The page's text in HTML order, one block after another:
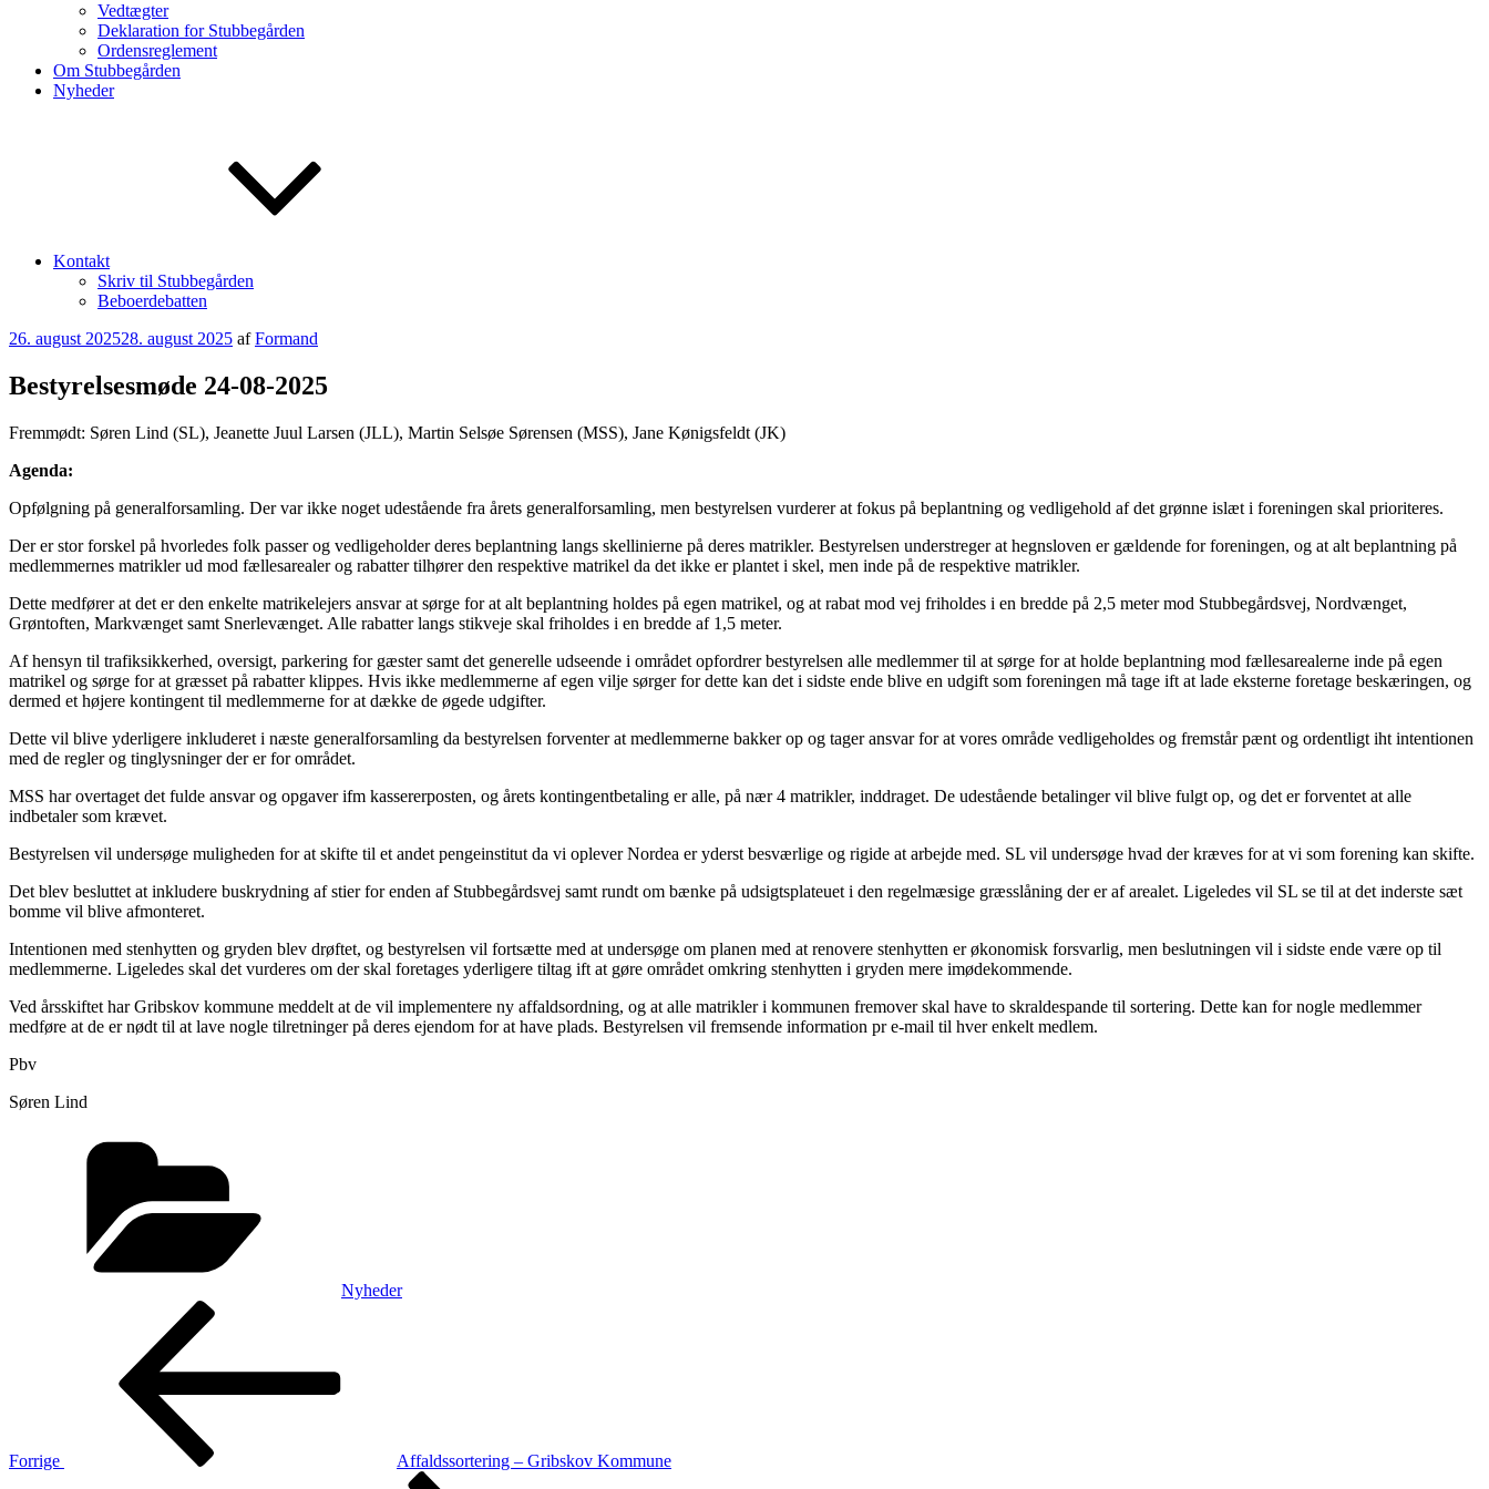
Vedtægter
Deklaration for Stubbegården
Ordensreglement
Om Stubbegården
Nyheder
Kontakt
Skriv til Stubbegården
Beboerdebatten
Udgivet
26. august 202528. august 2025 afFormand
Bestyrelsesmøde 24-08-2025
Fremmødt: Søren Lind (SL), Jeanette Juul Larsen (JLL), Martin Selsøe Sørensen (MSS), Jane Kønigsfeldt (JK)
Agenda:
Opfølgning på generalforsamling. Der var ikke noget udestående fra årets generalforsamling, men bestyrelsen vurderer at fokus på beplantning og vedligehold af det grønne islæt i foreningen skal prioriteres.
Der er stor forskel på hvorledes folk passer og vedligeholder deres beplantning langs skellinierne på deres matrikler. Bestyrelsen understreger at hegnsloven er gældende for foreningen, og at alt beplantning på
medlemmernes matrikler ud mod fællesarealer og rabatter tilhører den respektive matrikel da det ikke er plantet i skel, men inde på de respektive matrikler.
Dette medfører at det er den enkelte matrikelejers ansvar at sørge for at alt beplantning holdes på egen matrikel, og at rabat mod vej friholdes i en bredde på 2,5 meter mod Stubbegårdsvej, Nordvænget,
Grøntoften, Markvænget samt Snerlevænget. Alle rabatter langs stikveje skal friholdes i en bredde af 1,5 meter.
Af hensyn til trafiksikkerhed, oversigt, parkering for gæster samt det generelle udseende i området opfordrer bestyrelsen alle medlemmer til at sørge for at holde beplantning mod fællesarealerne inde på egen
matrikel og sørge for at græsset på rabatter klippes. Hvis ikke medlemmerne af egen vilje sørger for dette kan det i sidste ende blive en udgift som foreningen må tage ift at lade eksterne foretage beskæringen, og
dermed et højere kontingent til medlemmerne for at dække de øgede udgifter.
Dette vil blive yderligere inkluderet i næste generalforsamling da bestyrelsen forventer at medlemmerne bakker op og tager ansvar for at vores område vedligeholdes og fremstår pænt og ordentligt iht intentionen
med de regler og tinglysninger der er for området.
MSS har overtaget det fulde ansvar og opgaver ifm kassererposten, og årets kontingentbetaling er alle, på nær 4 matrikler, inddraget. De udestående betalinger vil blive fulgt op, og det er forventet at alle
indbetaler som krævet.
Bestyrelsen vil undersøge muligheden for at skifte til et andet pengeinstitut da vi oplever Nordea er yderst besværlige og rigide at arbejde med. SL vil undersøge hvad der kræves for at vi som forening kan skifte.
Det blev besluttet at inkludere buskrydning af stier for enden af Stubbegårdsvej samt rundt om bænke på udsigtsplateuet i den regelmæsige græsslåning der er af arealet. Ligeledes vil SL se til at det inderste sæt
bomme vil blive afmonteret.
Intentionen med stenhytten og gryden blev drøftet, og bestyrelsen vil fortsætte med at undersøge om planen med at renovere stenhytten er økonomisk forsvarlig, men beslutningen vil i sidste ende være op til
medlemmerne. Ligeledes skal det vurderes om der skal foretages yderligere tiltag ift at gøre området omkring stenhytten i gryden mere imødekommende.
Ved årsskiftet har Gribskov kommune meddelt at de vil implementere ny affaldsordning, og at alle matrikler i kommunen fremover skal have to skraldespande til sortering. Dette kan for nogle medlemmer
medføre at de er nødt til at lave nogle tilretninger på deres ejendom for at have plads. Bestyrelsen vil fremsende information pr e-mail til hver enkelt medlem.
Pbv
Søren Lind
Nyheder
Indlægsnavigation
Forrige
Affaldssortering – Gribskov Kommune